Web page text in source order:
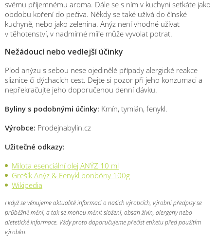
svému příjemnému aroma. Dále se s ním v kuchyni setkáte jako
obdobu koření do pečiva. Někdy se také užívá do čínské
kuchyně, nebo jako zelenina. Anýz není vhodné užívat
v těhotenství, v nadmírné míře může vyvolat potrat.
Nežádoucí nebo vedlejší účinky
Plod anýzu s sebou nese ojedinělé případy alergické reakce
sliznice či dýchacích cest. Dejte si pozor při jeho konzumaci a
nepřekračujte jeho doporučenou denní dávku.
Byliny s podobnými účinky: Kmín, tymián, fenykl.
Výrobce: Prodejnabylin.cz
Užitečné odkazy:
Milota esenciální olej ANÝZ 10 ml
Grešík Anýz & Fenykl bonbóny 100g
Wikipedia
I když se věnujeme aktualitě informací o našich výrobcích, výrobní předpisy se
průběžně mění, a tak se mohou měnit složení, obsah živin, alergeny nebo
dietetické informace. Vždy proto doporučujeme přečíst etiketu před použitím
výrobku.